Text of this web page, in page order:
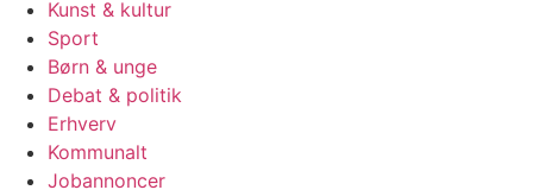
Kunst & kultur
Sport
Børn & unge
Debat & politik
Erhverv
Kommunalt
Jobannoncer